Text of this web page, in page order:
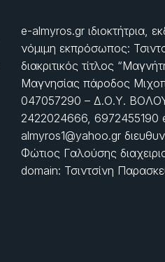
e-almyros.gr ιδιοκτήτρια,
νόμιμη εκπρόσωπος:
διακριτικός τίτλος
Μαγνησίας πάροδος
047057290 – Δ.Ο.Υ.
2422024666, 6972455190
almyros1@yahoo.gr
Φώτιος Γαλούσης
domain: Τσιντσίνη